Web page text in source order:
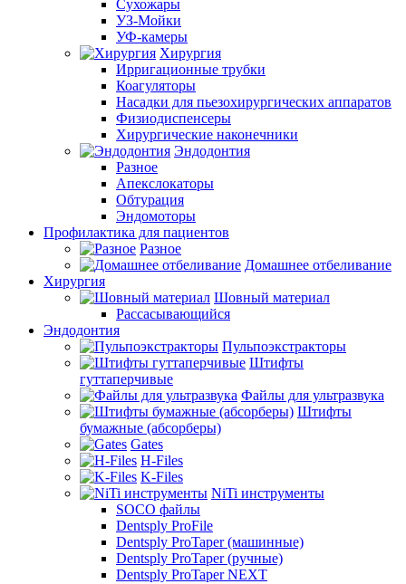
Сухожары
УЗ-Мойки
УФ-камеры
Хирургия
Ирригационные трубки
Коагуляторы
Насадки для пьезохирургических аппаратов
Физиодиспенсеры
Хирургические наконечники
Эндодонтия
Разное
Апекслокаторы
Обтурация
Эндомоторы
Профилактика для пациентов
Разное
Домашнее отбеливание
Хирургия
Шовный материал
Рассасывающийся
Эндодонтия
Пульпоэкстракторы
Штифты
гуттаперчивые
Файлы для ультразвука
Штифты
бумажные (абсорберы)
Gates
H-Files
K-Files
NiTi инструменты
SOCO файлы
Dentsply ProFile
Dentsply ProTaper (машинные)
Dentsply ProTaper (ручные)
Dentsply ProTaper NEXT